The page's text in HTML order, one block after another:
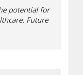
potential for
Future